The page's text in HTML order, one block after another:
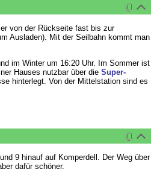
von der Rückseite fast bis zur
Ausladen). Mit der Seilbahn kommt man
im Winter um 16:20 Uhr. Im Sommer ist
Hauses nutzbar über die Super-
hinterlegt. Von der Mittelstation sind es
9 hinauf auf Komperdell. Der Weg über
dafür schöner.